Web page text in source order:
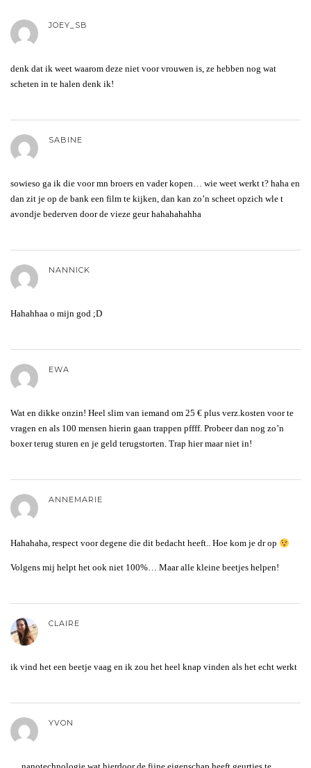
JOEY_SB
denk dat ik weet waarom deze niet voor vrouwen is, ze hebben nog wat
scheten in te halen denk ik!
SABINE
sowieso ga ik die voor mn broers en vader kopen… wie weet werkt t? haha en
dan zit je op de bank een film te kijken, dan kan zo’n scheet opzich wle t
avondje bederven door de vieze geur hahahahahha
NANNICK
Hahahhaa o mijn god ;D
EWA
Wat en dikke onzin! Heel slim van iemand om 25 € plus verz.kosten voor te
vragen en als 100 mensen hierin gaan trappen pffff. Probeer dan nog zo’n
boxer terug sturen en je geld terugstorten. Trap hier maar niet in!
ANNEMARIE
Hahahaha, respect voor degene die dit bedacht heeft.. Hoe kom je dr op
Volgens mij helpt het ook niet 100%… Maar alle kleine beetjes helpen!
CLAIRE
ik vind het een beetje vaag en ik zou het heel knap vinden als het echt werkt
YVON